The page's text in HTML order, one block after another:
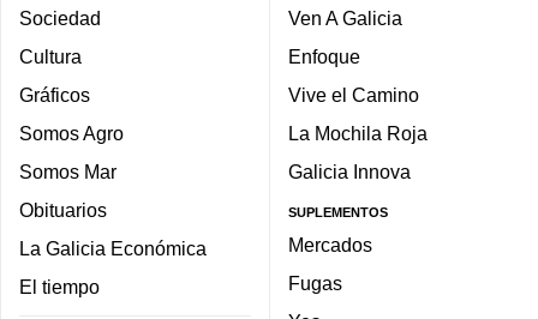
Sociedad
Cultura
Gráficos
Somos Agro
Somos Mar
Obituarios
La Galicia Económica
El tiempo
Ven A Galicia
Enfoque
Vive el Camino
La Mochila Roja
Galicia Innova
SUPLEMENTOS
Mercados
Fugas